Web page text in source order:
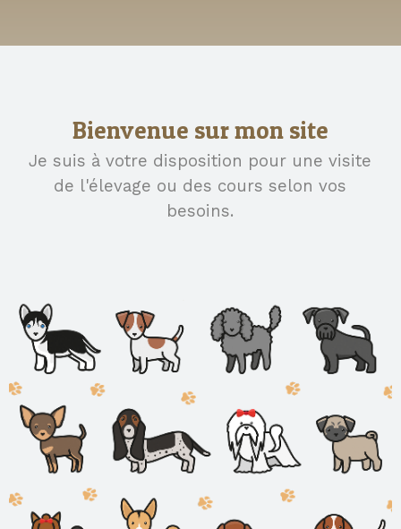
Bienvenue sur mon site
Je suis à votre disposition pour une visite
de l'élevage ou des cours selon vos
besoins.